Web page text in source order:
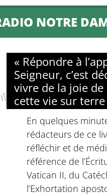
NOTRE
« Répondre à
Seigneur, c’est
vivre de la joie de
cette vie sur terre
En quelques
rédacteurs de ce
réfléchir et de
référence de
Vatican II, du
l’Exhortation